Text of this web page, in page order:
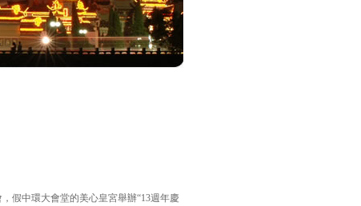
假中環大會堂的美心皇宮舉辦“13週年慶